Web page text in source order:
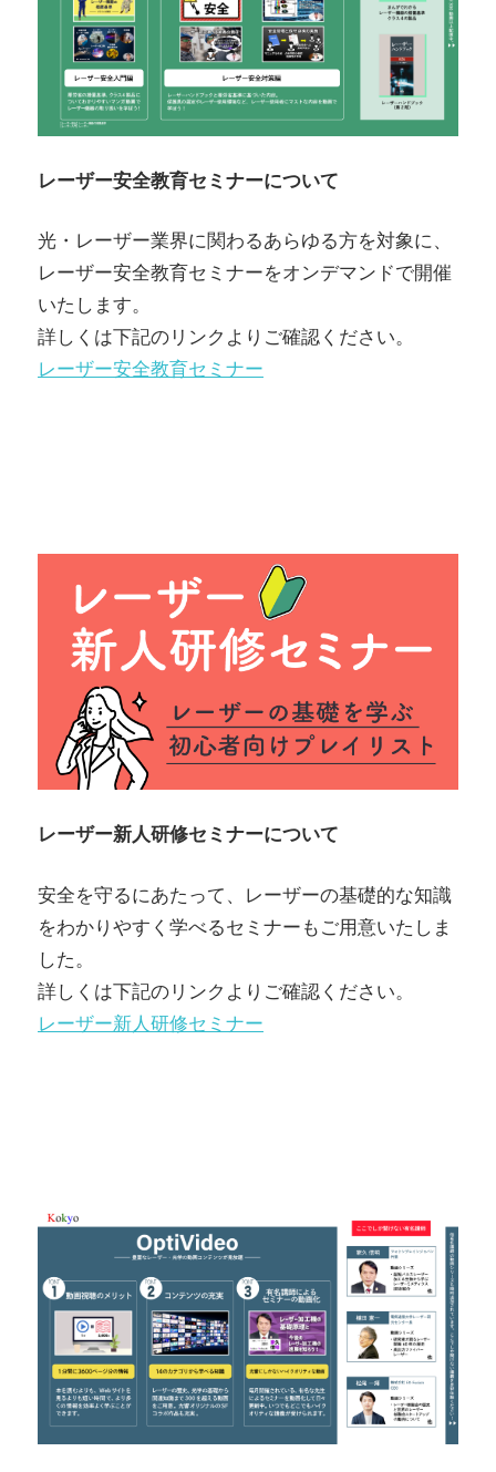
レーザー安全教育セミナーについて
光・レーザー業界に関わるあらゆる方を対象に、
レーザー安全教育セミナーをオンデマンドで開催
いたします。
詳しくは下記のリンクよりご確認ください。
レーザー安全教育セミナー
レーザー新人研修セミナーについて
安全を守るにあたって、レーザーの基礎的な知識
をわかりやすく学べるセミナーもご用意いたしま
した。
詳しくは下記のリンクよりご確認ください。
レーザー新人研修セミナー